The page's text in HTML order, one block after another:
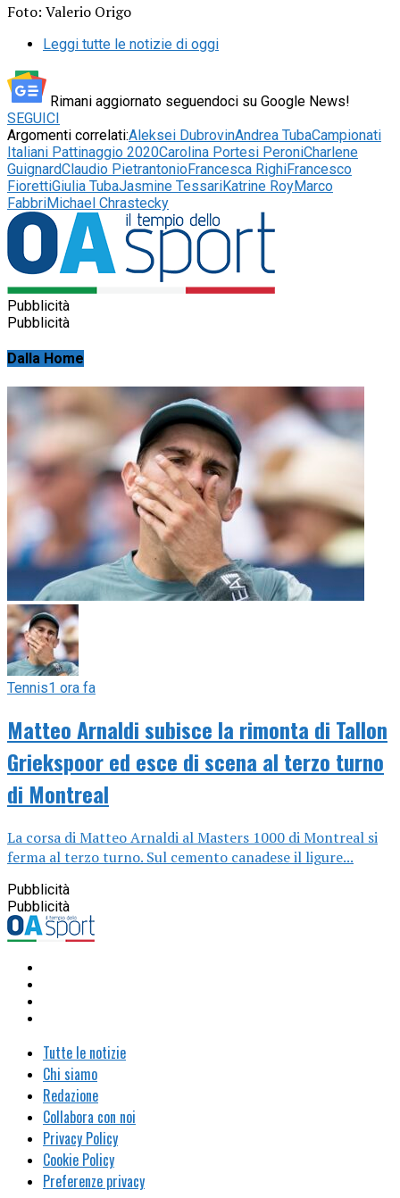
Foto: Valerio Origo
Leggi tutte le notizie di oggi
Rimani aggiornato seguendoci su Google News!
SEGUICI
Argomenti correlati:Aleksei DubrovinAndrea TubaCampionati
Italiani Pattinaggio 2020Carolina Portesi PeroniCharlene
GuignardClaudio PietrantonioFrancesca RighiFrancesco
FiorettiGiulia TubaJasmine TessariKatrine RoyMarco
FabbriMichael Chrastecky
Pubblicità
Pubblicità
Dalla Home
Tennis1 ora fa
Matteo Arnaldi subisce la rimonta di Tallon
Griekspoor ed esce di scena al terzo turno
di Montreal
La corsa di Matteo Arnaldi al Masters 1000 di Montreal si
ferma al terzo turno. Sul cemento canadese il ligure...
Pubblicità
Pubblicità
Tutte le notizie
Chi siamo
Redazione
Collabora con noi
Privacy Policy
Cookie Policy
Preferenze privacy